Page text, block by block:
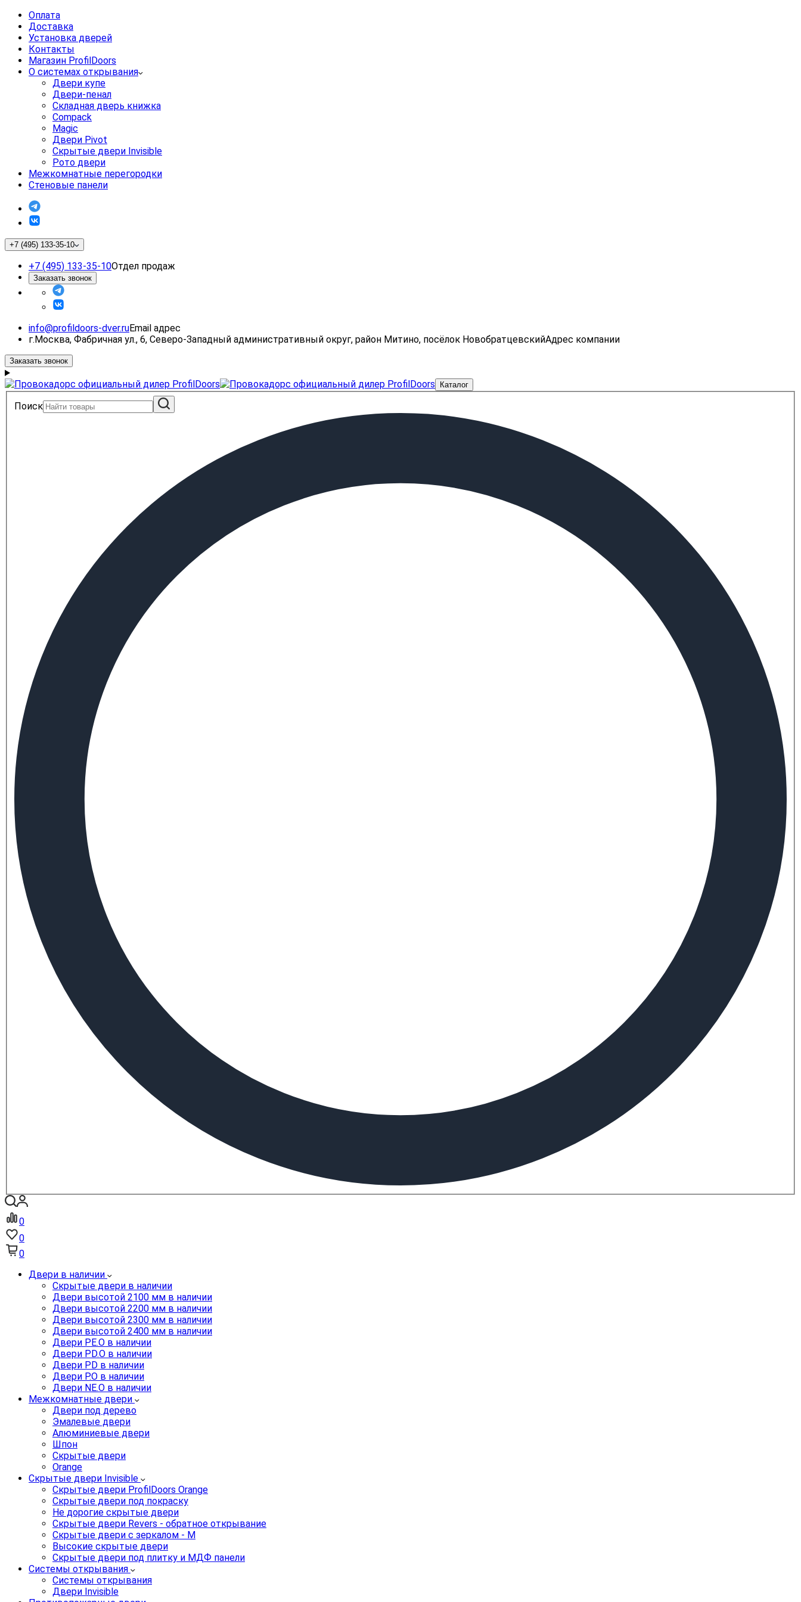
Оплата
Доставка
Установка дверей
Контакты
Магазин ProfilDoors
О системах открывания
Двери купе
Двери-пенал
Складная дверь книжка
Compack
Magic
Двери Pivot
Скрытые двери Invisible
Рото двери
Межкомнатные перегородки
Стеновые панели
+7 (495) 133-35-10
+7 (495) 133-35-10Отдел продаж
Заказать звонок
info@profildoors-dver.ruEmail адрес
г.Москва, Фабричная ул., 6, Северо-Западный административный округ, район Митино, посёлок НовобратцевскийАдрес компании
Заказать звонок
Каталог
Поиск
0
0
0
Двери в наличии
Скрытые двери в наличии
Двери высотой 2100 мм в наличии
Двери высотой 2200 мм в наличии
Двери высотой 2300 мм в наличии
Двери высотой 2400 мм в наличии
Двери PE.O в наличии
Двери PD.O в наличии
Двери PD в наличии
Двери P.O в наличии
Двери NE.O в наличии
Межкомнатные двери
Двери под дерево
Эмалевые двери
Алюминиевые двери
Шпон
Скрытые двери
Orange
Скрытые двери Invisible
Скрытые двери ProfilDoors Orange
Скрытые двери под покраску
Не дорогие скрытые двери
Скрытые двери Revers - обратное открывание
Скрытые двери с зеркалом - M
Высокие скрытые двери
Скрытые двери под плитку и МДФ панели
Системы открывания
Системы открывания
Двери Invisible